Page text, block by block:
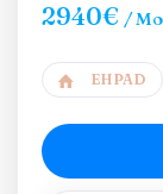
2940€ /
EHPAD